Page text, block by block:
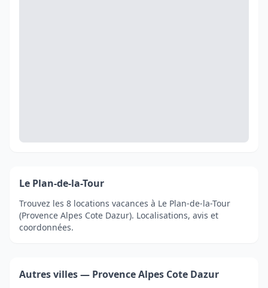
Le Plan-de-la-Tour
Trouvez les 8 locations vacances à Le Plan-de-la-Tour
(Provence Alpes Cote Dazur). Localisations, avis et
coordonnées.
Autres villes — Provence Alpes Cote Dazur